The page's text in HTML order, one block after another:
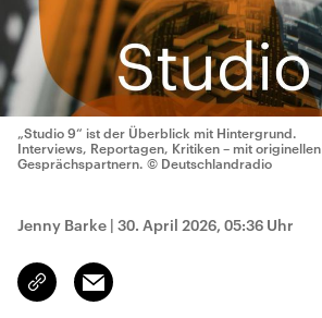
„Studio 9“ ist der Überblick mit Hintergrund.
Interviews, Reportagen, Kritiken – mit originellen
Gesprächspartnern. © Deutschlandradio
Jenny Barke | 30. April 2026, 05:36 Uhr
Link
kopieren/teilen
Email